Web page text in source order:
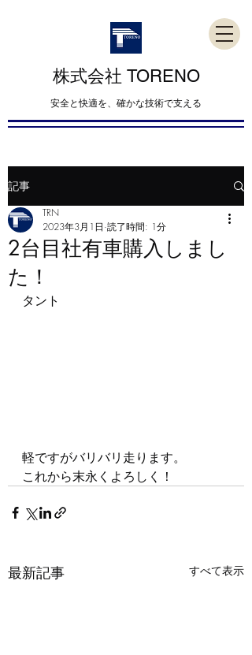
​株式会社 TORENO
​安全と快適を、確かな技術で支える
記事
2台目社有車購入しまし
た！
TRN
2023年3月1日 読了時間: 1分
タント
軽ですがバリバリ走ります。
これから末永くよろしく！
最新記事 すべて表示